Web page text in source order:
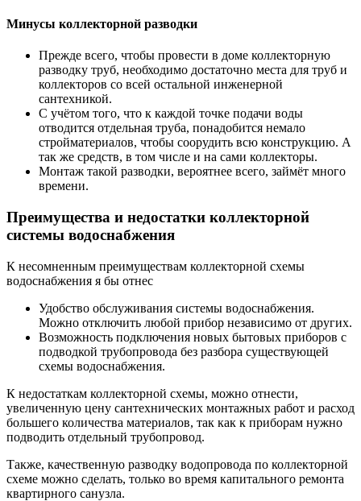
Минусы коллекторной разводки
Прежде всего, чтобы провести в доме коллекторную
разводку труб, необходимо достаточно места для труб и
коллекторов со всей остальной инженерной
сантехникой.
С учётом того, что к каждой точке подачи воды
отводится отдельная труба, понадобится немало
стройматериалов, чтобы соорудить всю конструкцию. А
так же средств, в том числе и на сами коллекторы.
Монтаж такой разводки, вероятнее всего, займёт много
времени.
Преимущества и недостатки коллекторной
системы водоснабжения
К несомненным преимуществам коллекторной схемы
водоснабжения я бы отнес
Удобство обслуживания системы водоснабжения.
Можно отключить любой прибор независимо от других.
Возможность подключения новых бытовых приборов с
подводкой трубопровода без разбора существующей
схемы водоснабжения.
К недостаткам коллекторной схемы, можно отнести,
увеличенную цену сантехнических монтажных работ и расход
большего количества материалов, так как к приборам нужно
подводить отдельный трубопровод.
Также, качественную разводку водопровода по коллекторной
схеме можно сделать, только во время капитального ремонта
квартирного санузла.